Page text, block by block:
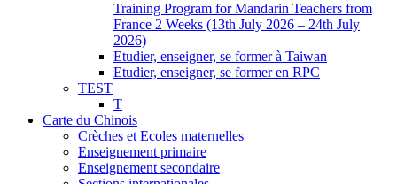
Training Program for Mandarin Teachers from
France 2 Weeks (13th July 2026 – 24th July
2026)
Etudier, enseigner, se former à Taiwan
Etudier, enseigner, se former en RPC
TEST
T
Carte du Chinois
Crèches et Ecoles maternelles
Enseignement primaire
Enseignement secondaire